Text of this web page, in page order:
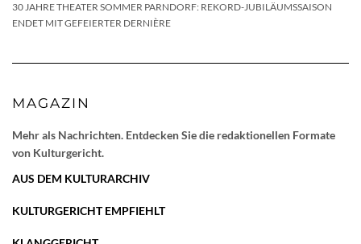
30 JAHRE THEATER SOMMER PARNDORF: REKORD-JUBILÄUMSSAISON
ENDET MIT GEFEIERTER DERNIÈRE
MAGAZIN
Mehr als Nachrichten. Entdecken Sie die redaktionellen Formate
von Kulturgericht.
AUS DEM KULTURARCHIV
KULTURGERICHT EMPFIEHLT